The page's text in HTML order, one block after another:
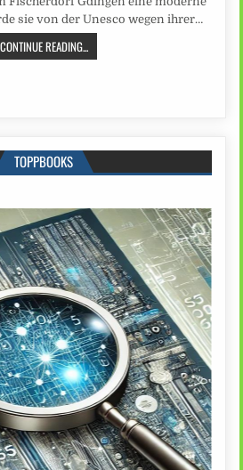
sie von der Unesco wegen ihrer…
CONTINUE READING...
TOPPBOOKS